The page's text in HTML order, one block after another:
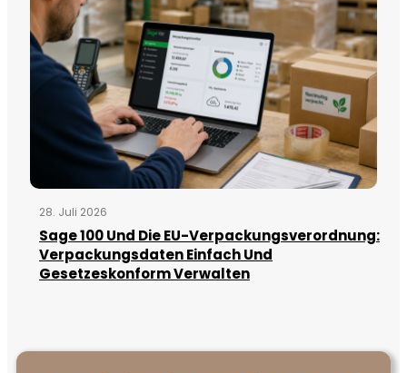
28. Juli 2026
Sage 100 Und Die EU-Verpackungsverordnung:
Verpackungsdaten Einfach Und
Gesetzeskonform Verwalten